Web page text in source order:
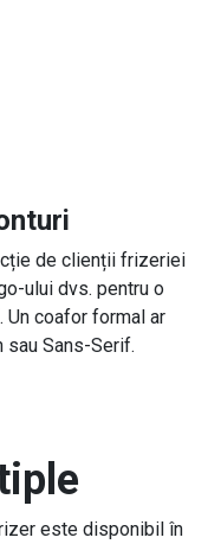
de clienții frizeriei
ului dvs. pentru o
coafor formal ar
sau Sans-Serif.
este disponibil în